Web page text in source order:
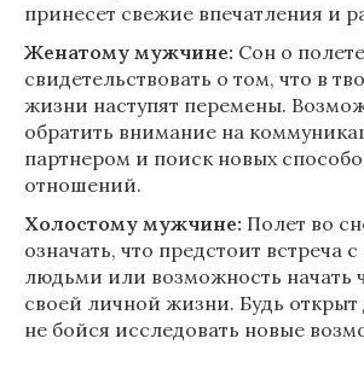
принесет свежие впечатления и
Женатому мужчине: Сон о
свидетельствовать о том, что в
жизни наступят перемены.
обратить внимание на
партнером и поиск новых
отношений.
Холостому мужчине: Полет во
означать, что предстоит встреча
людьми или возможность начать
своей личной жизни. Будь
не бойся исследовать новые